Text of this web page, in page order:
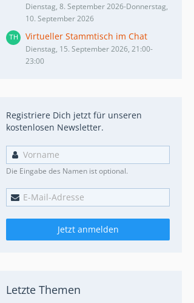
Dienstag, 8. September 2026-Donnerstag,
10. September 2026
Virtueller Stammtisch im Chat
Dienstag, 15. September 2026, 21:00-
23:00
Registriere Dich jetzt für unseren
kostenlosen Newsletter.
Die Eingabe des Namen ist optional.
Jetzt anmelden
Letzte Themen